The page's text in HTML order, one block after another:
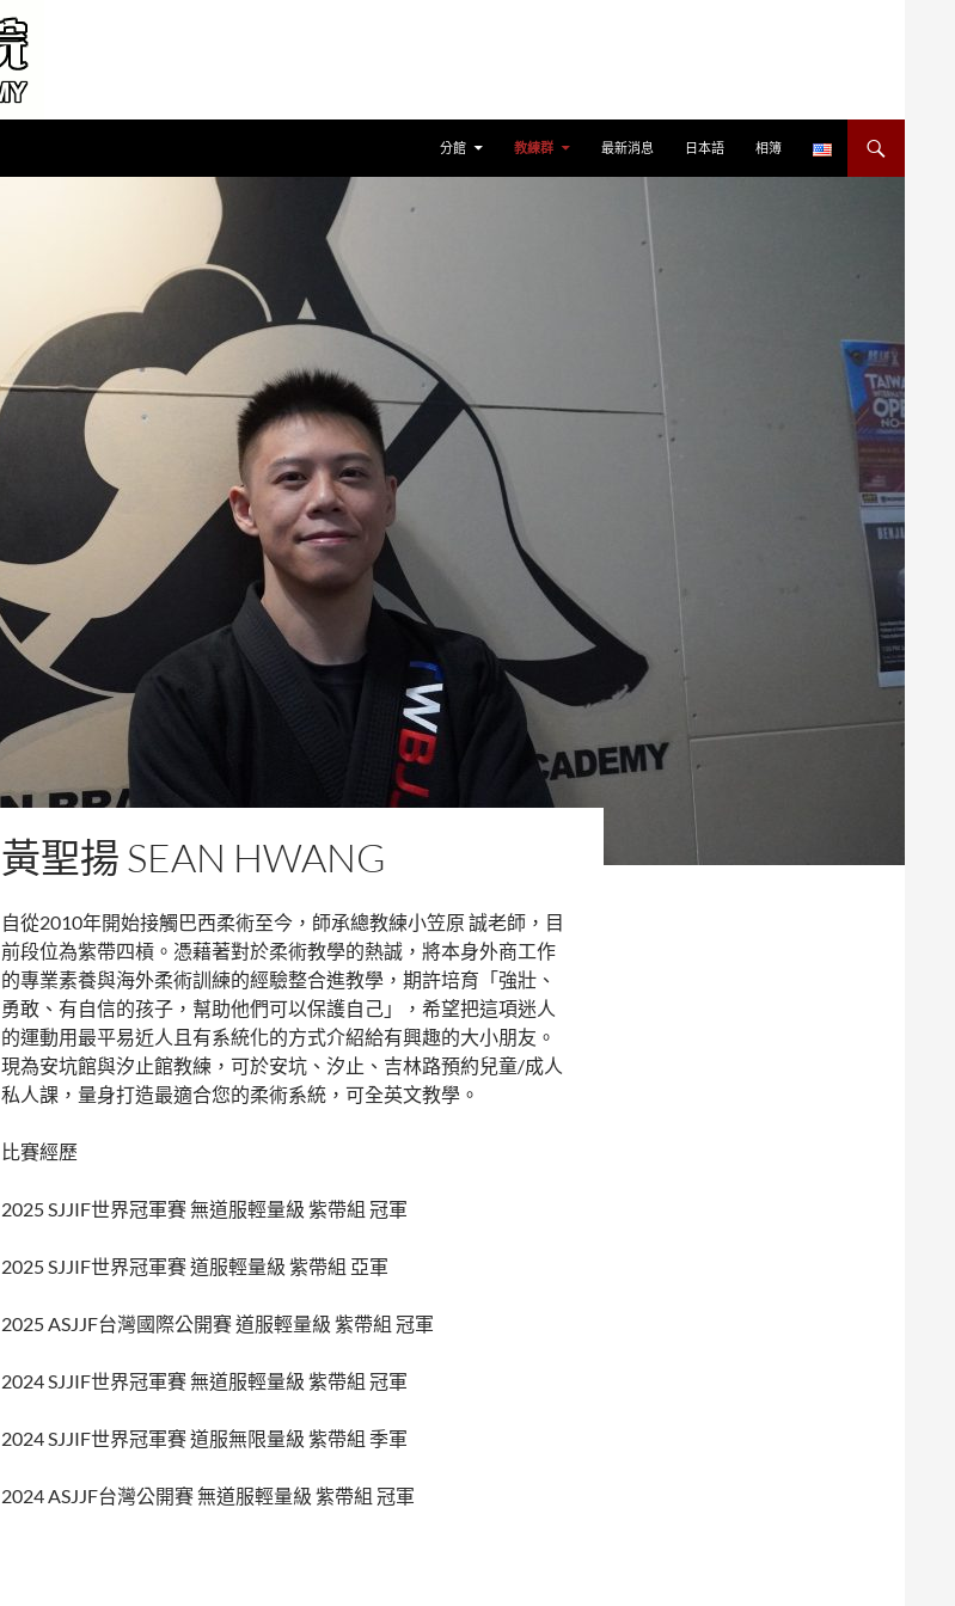
分館 教練群 最新消息 日本語 相簿
黃聖揚 SEAN HWANG
自從2010年開始接觸巴西柔術至今，師承總教練小笠原 誠老師，目
前段位為紫帶四槓。憑藉著對於柔術教學的熱誠，將本身外商工作
的專業素養與海外柔術訓練的經驗整合進教學，期許培育「強壯、
勇敢、有自信的孩子，幫助他們可以保護自己」，希望把這項迷人
的運動用最平易近人且有系統化的方式介紹給有興趣的大小朋友。
現為安坑館與汐止館教練，可於安坑、汐止、吉林路預約兒童/成人
私人課，量身打造最適合您的柔術系統，可全英文教學。
比賽經歷
2025 SJJIF世界冠軍賽 無道服輕量級 紫帶組 冠軍
2025 SJJIF世界冠軍賽 道服輕量級 紫帶組 亞軍
2025 ASJJF台灣國際公開賽 道服輕量級 紫帶組 冠軍
2024 SJJIF世界冠軍賽 無道服輕量級 紫帶組 冠軍
2024 SJJIF世界冠軍賽 道服無限量級 紫帶組 季軍
2024 ASJJF台灣公開賽 無道服輕量級 紫帶組 冠軍